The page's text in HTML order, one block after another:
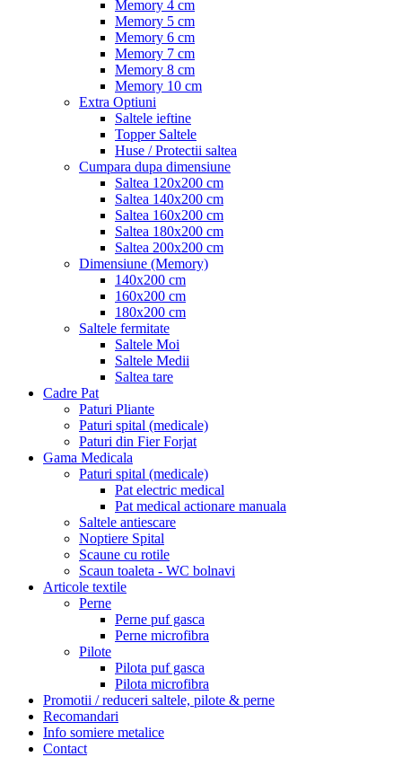
Memory 4 cm
Memory 5 cm
Memory 6 cm
Memory 7 cm
Memory 8 cm
Memory 10 cm
Extra Optiuni
Saltele ieftine
Topper Saltele
Huse / Protectii saltea
Cumpara dupa dimensiune
Saltea 120x200 cm
Saltea 140x200 cm
Saltea 160x200 cm
Saltea 180x200 cm
Saltea 200x200 cm
Dimensiune (Memory)
140x200 cm
160x200 cm
180x200 cm
Saltele fermitate
Saltele Moi
Saltele Medii
Saltea tare
Cadre Pat
Paturi Pliante
Paturi spital (medicale)
Paturi din Fier Forjat
Gama Medicala
Paturi spital (medicale)
Pat electric medical
Pat medical actionare manuala
Saltele antiescare
Noptiere Spital
Scaune cu rotile
Scaun toaleta - WC bolnavi
Articole textile
Perne
Perne puf gasca
Perne microfibra
Pilote
Pilota puf gasca
Pilota microfibra
Promotii / reduceri saltele, pilote & perne
Recomandari
Info somiere metalice
Contact